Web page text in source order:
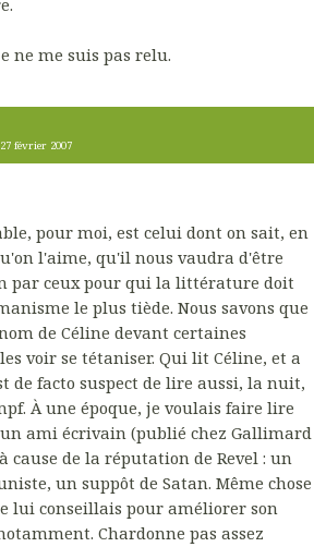
ne me suis pas relu.
février 2007
pour moi, est celui dont on sait, en
l'aime, qu'il nous vaudra d'être
par ceux pour qui la littérature doit
le plus tiède. Nous savons que
de Céline devant certaines
voir se tétaniser. Qui lit Céline, et a
de facto suspect de lire aussi, la nuit,
À une époque, je voulais faire lire
un ami écrivain (publié chez Gallimard
cause de la réputation de Revel : un
un suppôt de Satan. Même chose
lui conseillais pour améliorer son
Chardonne pas assez